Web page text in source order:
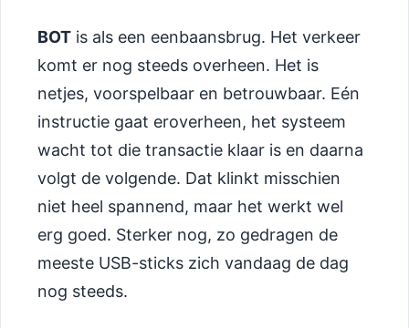
BOT is als een eenbaansbrug. Het verkeer
komt er nog steeds overheen. Het is
netjes, voorspelbaar en betrouwbaar. Eén
instructie gaat eroverheen, het systeem
wacht tot die transactie klaar is en daarna
volgt de volgende. Dat klinkt misschien
niet heel spannend, maar het werkt wel
erg goed. Sterker nog, zo gedragen de
meeste USB-sticks zich vandaag de dag
nog steeds.